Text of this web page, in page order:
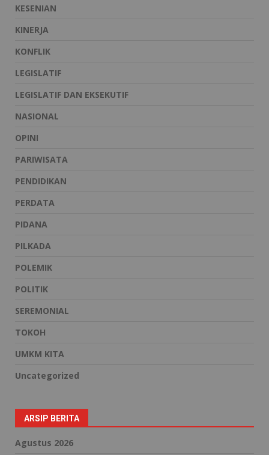
KESENIAN
KINERJA
KONFLIK
LEGISLATIF
LEGISLATIF DAN EKSEKUTIF
NASIONAL
OPINI
PARIWISATA
PENDIDIKAN
PERDATA
PIDANA
PILKADA
POLEMIK
POLITIK
SEREMONIAL
TOKOH
UMKM KITA
Uncategorized
ARSIP BERITA
Agustus 2026